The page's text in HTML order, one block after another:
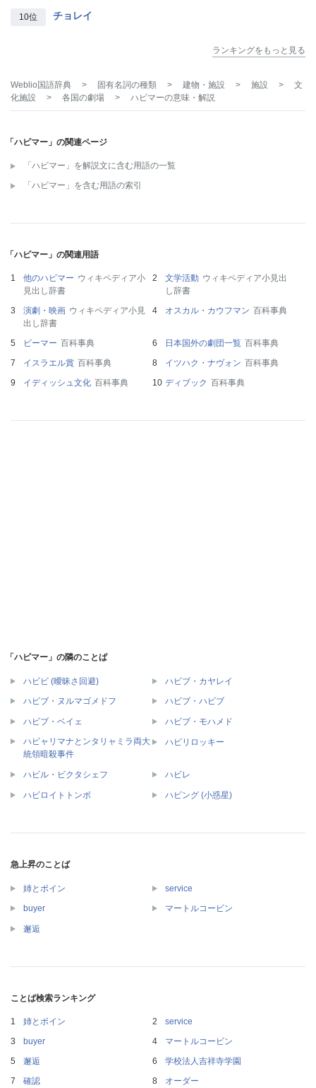
10位 チョレイ
ランキングをもっと見る
Weblio国語辞典 > 固有名詞の種類 > 建物・施設 > 施設 >
文
化施設
> 各国の劇場 > ハビマーの意味・解説
「ハビマー」の関連ページ
「ハビマー」を解説文に含む用語の一覧
「ハビマー」を含む用語の索引
「ハビマー」の関連用語
他のハビマー ウィキペディア小
見出し辞書
文学活動 ウィキペディア小見出
し辞書
演劇・映画 ウィキペディア小見
出し辞書
オスカル・カウフマン 百科事典
ビーマー 百科事典 日本国外の劇団一覧 百科事典
イスラエル賞 百科事典 イツハク・ナヴォン 百科事典
イディッシュ文化 百科事典 ディブック 百科事典
「ハビマー」の隣のことば
ハビビ (曖昧さ回避) ハビブ・カヤレイ
ハビブ・ヌルマゴメドフ ハビブ・ハビブ
ハビブ・ベイェ
ハビブ・モハメド
ハビャリマナとンタリャミラ両大
統領暗殺事件
ハビリロッキー
ハビル・ビクタシェフ ハビレ
ハビロイトトンボ ハビング (小惑星)
急上昇のことば
姉とボイン service
buyer マートルコービン
邂逅
ことば検索ランキング
姉とボイン
service
buyer
マートルコービン
邂逅
学校法人吉祥寺学園
確認
オーダー